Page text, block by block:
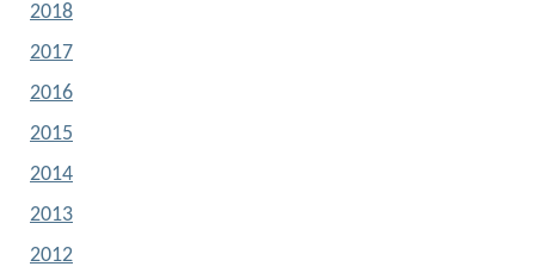
2018
2017
2016
2015
2014
2013
2012